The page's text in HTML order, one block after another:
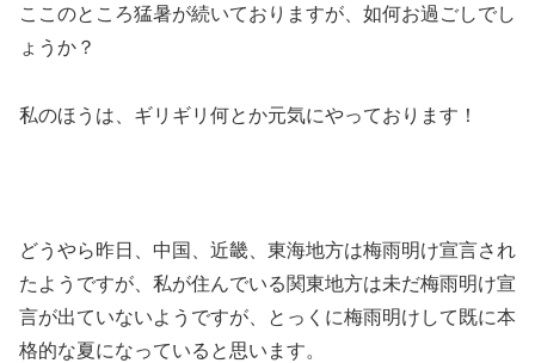
ここのところ猛暑が続いておりますが、如何お過ごしでし
ょうか？
私のほうは、ギリギリ何とか元気にやっております！
どうやら昨日、中国、近畿、東海地方は梅雨明け宣言され
たようですが、私が住んでいる関東地方は未だ梅雨明け宣
言が出ていないようですが、とっくに梅雨明けして既に本
格的な夏になっていると思います。